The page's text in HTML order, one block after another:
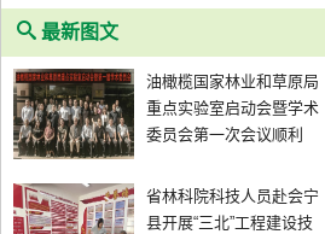
最新图文
油橄榄国家林业和草原局
重点实验室启动会暨学术
委员会第一次会议顺利
省林科院科技人员赴会宁
县开展“三北”工程建设技